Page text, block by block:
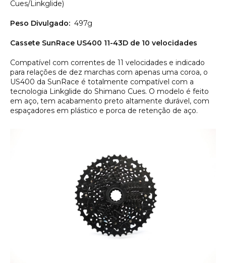
Cues/Linkglide)
Peso Divulgado: 497g
Cassete SunRace US400 11-43D de 10 velocidades
Compatível com correntes de 11 velocidades e indicado
para relações de dez marchas com apenas uma coroa, o
US400 da SunRace é totalmente compatível com a
tecnologia Linkglide do Shimano Cues. O modelo é feito
em aço, tem acabamento preto altamente durável, com
espaçadores em plástico e porca de retenção de aço.